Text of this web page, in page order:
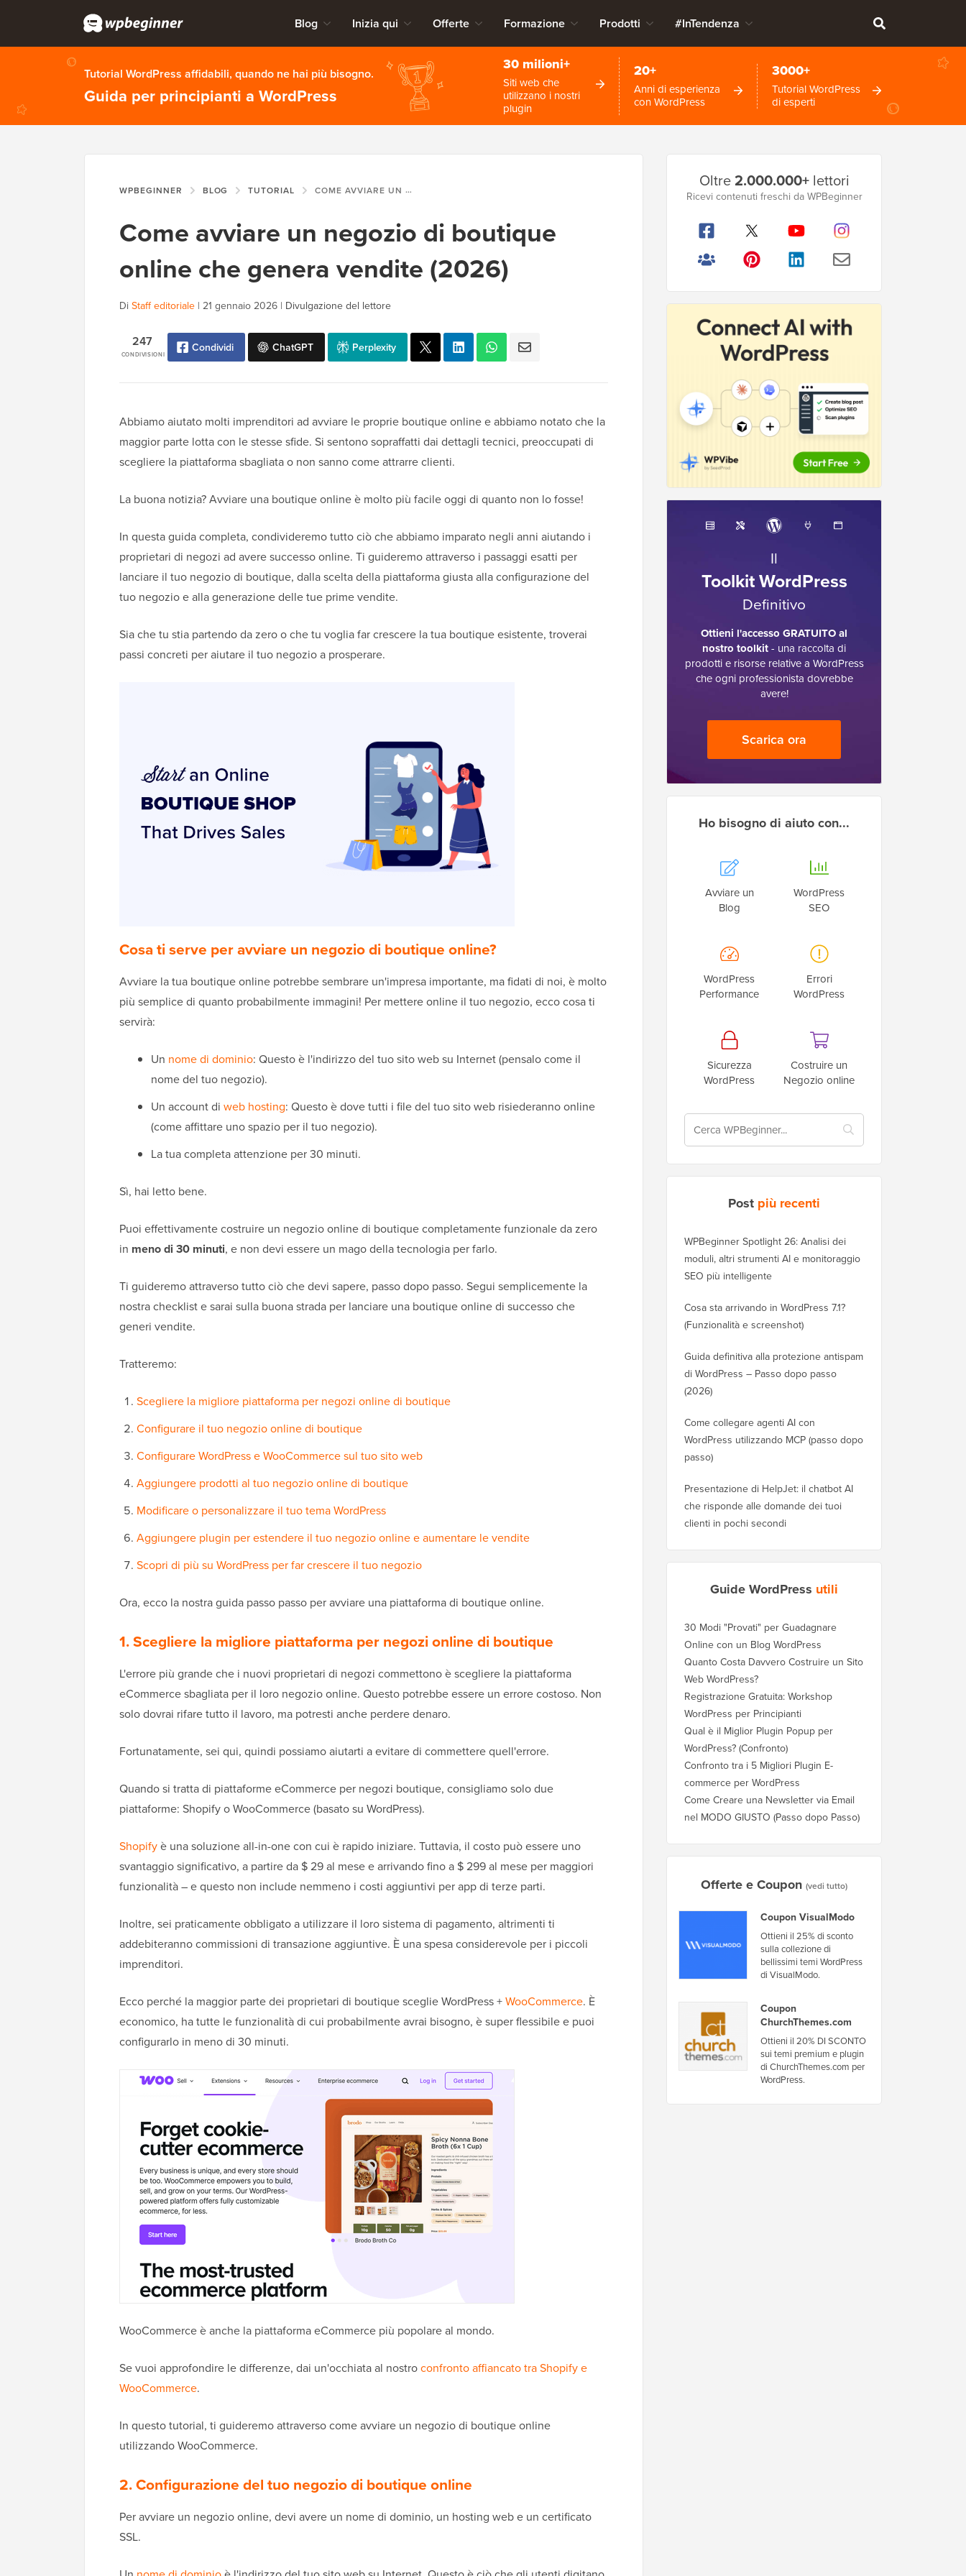
Blog Inizia qui Offerte Formazione Prodotti #InTendenza
Tutorial WordPress affidabili, quando ne hai più bisogno.
Guida per principianti a WordPress
30 milioni+
Siti web che
utilizzano i nostri
plugin
20+
Anni di esperienza
con WordPress
3000+
Tutorial WordPress
di esperti
WPBEGINNER BLOG TUTORIAL COME AVVIARE UN NEGOZIO DI BOUTIQUE ONLINE CHE GENERA VENDITE (2026)
Come avviare un negozio di boutique
online che genera vendite (2026)
DiStaff editoriale | 21 gennaio 2026 | Divulgazione del lettore
CONDIVISIONI
247 Condividi ChatGPT Perplexity
Abbiamo aiutato molti imprenditori ad avviare le proprie boutique online e abbiamo notato che la
maggior parte lotta con le stesse sfide. Si sentono sopraffatti dai dettagli tecnici, preoccupati di
scegliere la piattaforma sbagliata o non sanno come attrarre clienti.
La buona notizia? Avviare una boutique online è molto più facile oggi di quanto non lo fosse!
In questa guida completa, condivideremo tutto ciò che abbiamo imparato negli anni aiutando i
proprietari di negozi ad avere successo online. Ti guideremo attraverso i passaggi esatti per
lanciare il tuo negozio di boutique, dalla scelta della piattaforma giusta alla configurazione del
tuo negozio e alla generazione delle tue prime vendite.
Sia che tu stia partendo da zero o che tu voglia far crescere la tua boutique esistente, troverai
passi concreti per aiutare il tuo negozio a prosperare.
Cosa ti serve per avviare un negozio di boutique online?
Avviare la tua boutique online potrebbe sembrare un'impresa importante, ma fidati di noi, è molto
più semplice di quanto probabilmente immagini! Per mettere online il tuo negozio, ecco cosa ti
servirà:
Un nome di dominio: Questo è l'indirizzo del tuo sito web su Internet (pensalo come il
nome del tuo negozio).
Un account di web hosting: Questo è dove tutti i file del tuo sito web risiederanno online
(come affittare uno spazio per il tuo negozio).
La tua completa attenzione per 30 minuti.
Sì, hai letto bene.
Puoi effettivamente costruire un negozio online di boutique completamente funzionale da zero
in meno di 30 minuti, e non devi essere un mago della tecnologia per farlo.
Ti guideremo attraverso tutto ciò che devi sapere, passo dopo passo. Segui semplicemente la
nostra checklist e sarai sulla buona strada per lanciare una boutique online di successo che
generi vendite.
Tratteremo:
Scegliere la migliore piattaforma per negozi online di boutique
Configurare il tuo negozio online di boutique
Configurare WordPress e WooCommerce sul tuo sito web
Aggiungere prodotti al tuo negozio online di boutique
Modificare o personalizzare il tuo tema WordPress
Aggiungere plugin per estendere il tuo negozio online e aumentare le vendite
Scopri di più su WordPress per far crescere il tuo negozio
Ora, ecco la nostra guida passo passo per avviare una piattaforma di boutique online.
1. Scegliere la migliore piattaforma per negozi online di boutique
L'errore più grande che i nuovi proprietari di negozi commettono è scegliere la piattaforma
eCommerce sbagliata per il loro negozio online. Questo potrebbe essere un errore costoso. Non
solo dovrai rifare tutto il lavoro, ma potresti anche perdere denaro.
Fortunatamente, sei qui, quindi possiamo aiutarti a evitare di commettere quell'errore.
Quando si tratta di piattaforme eCommerce per negozi boutique, consigliamo solo due
piattaforme: Shopify o WooCommerce (basato su WordPress).
Shopifyè una soluzione all-in-one con cui è rapido iniziare. Tuttavia, il costo può essere uno
svantaggio significativo, a partire da $ 29 al mese e arrivando fino a $ 299 al mese per maggiori
funzionalità – e questo non include nemmeno i costi aggiuntivi per app di terze parti.
Inoltre, sei praticamente obbligato a utilizzare il loro sistema di pagamento, altrimenti ti
addebiteranno commissioni di transazione aggiuntive. È una spesa considerevole per i piccoli
imprenditori.
Ecco perché la maggior parte dei proprietari di boutique sceglie WordPress +WooCommerce. È
economico, ha tutte le funzionalità di cui probabilmente avrai bisogno, è super flessibile e puoi
configurarlo in meno di 30 minuti.
WooCommerce è anche la piattaforma eCommerce più popolare al mondo.
Se vuoi approfondire le differenze, dai un'occhiata al nostroconfronto affiancato tra Shopify e
WooCommerce.
In questo tutorial, ti guideremo attraverso come avviare un negozio di boutique online
utilizzando WooCommerce.
2. Configurazione del tuo negozio di boutique online
Per avviare un negozio online, devi avere un nome di dominio, un hosting web e un certificato
SSL.
laterale
principale
Oltre2.000.000+lettori
Ricevi contenuti freschi da WPBeginner
Il
Toolkit WordPress
Definitivo
Ottieni l'accesso GRATUITO al
nostro toolkit- una raccolta di
prodotti e risorse relative a WordPress
che ogni professionista dovrebbe
avere!
Scarica ora
Ho bisogno di aiuto con...
Avviare un
Blog
WordPress
SEO
WordPress
Performance
Errori
WordPress
Sicurezza
WordPress
Costruire un
Negozio online
Post più recenti
WPBeginner Spotlight 26: Analisi dei
moduli, altri strumenti AI e monitoraggio
SEO più intelligente
Cosa sta arrivando in WordPress 7.1?
(Funzionalità e screenshot)
Guida definitiva alla protezione antispam
di WordPress – Passo dopo passo
(2026)
Come collegare agenti AI con
WordPress utilizzando MCP (passo dopo
passo)
Presentazione di HelpJet: il chatbot AI
che risponde alle domande dei tuoi
clienti in pochi secondi
Guide WordPress utili
30 Modi "Provati" per Guadagnare
Online con un Blog WordPress
Quanto Costa Davvero Costruire un Sito
Web WordPress?
Registrazione Gratuita: Workshop
WordPress per Principianti
Qual è il Miglior Plugin Popup per
WordPress? (Confronto)
Confronto tra i 5 Migliori Plugin E-
commerce per WordPress
Come Creare una Newsletter via Email
nel MODO GIUSTO (Passo dopo Passo)
Offerte e Coupon (vedi tutto)
Coupon VisualModo
Ottieni il 25% di sconto
sulla collezione di
bellissimi temi WordPress
di VisualModo.
Coupon
ChurchThemes.com
Ottieni il 20% DI SCONTO
sui temi premium e plugin
di ChurchThemes.com per
WordPress.